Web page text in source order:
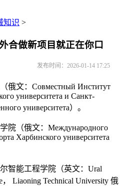
知识 >
合做新项目就正在你口
发布时间：2026-01-14 17:25
文：Совместный Институт
университета и Санкт-
университета）。
（俄文：Международного
Харбинского университета
能工程学院（英文：Ural
， Liaoning Technical University 俄